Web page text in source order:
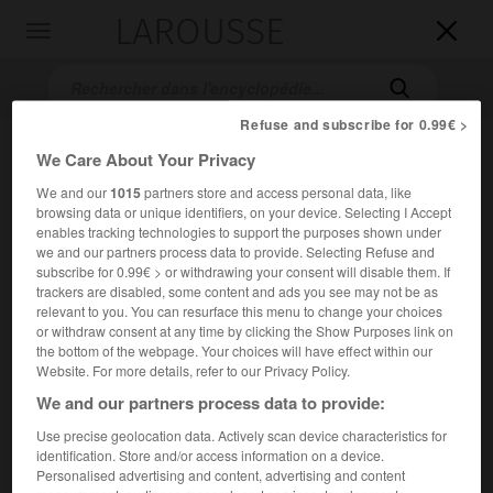


Accueil>Encyclopédie [litterature]> Edgar Hilsenrath
EdgarHilsenrath
Cet article est extrait de l'ouvrage Larousse « Dictionnaire
mondial des littératures ».
Écrivain allemand (Leipzig 1926 – Wittlich, Rhénanie-
Refuse and subscribe for 0.99€ >
We Care About Your Privacy
We and our1015partners store and access personal data, like
browsing data or unique identifiers, on your device. Selecting I Accept
enables tracking technologies to support the purposes shown under
we and our partners process data to provide. Selecting Refuse and
subscribe for 0.99€ > or withdrawing your consent will disable them. If
trackers are disabled, some content and ads you see may not be as
relevant to you. You can resurface this menu to change your choices
or withdraw consent at any time by clicking the Show Purposes link on
the bottom of the webpage. Your choices will have effect within our
Website. For more details, refer to our Privacy Policy.
We and our partners process data to provide:
Use precise geolocation data. Actively scan device characteristics for
identification. Store and/or access information on a device.
Personalised advertising and content, advertising and content